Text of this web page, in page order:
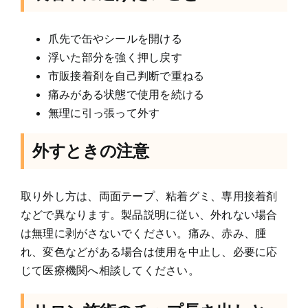
爪先で缶やシールを開ける
浮いた部分を強く押し戻す
市販接着剤を自己判断で重ねる
痛みがある状態で使用を続ける
無理に引っ張って外す
外すときの注意
取り外し方は、両面テープ、粘着グミ、専用接着剤
などで異なります。製品説明に従い、外れない場合
は無理に剥がさないでください。痛み、赤み、腫
れ、変色などがある場合は使用を中止し、必要に応
じて医療機関へ相談してください。